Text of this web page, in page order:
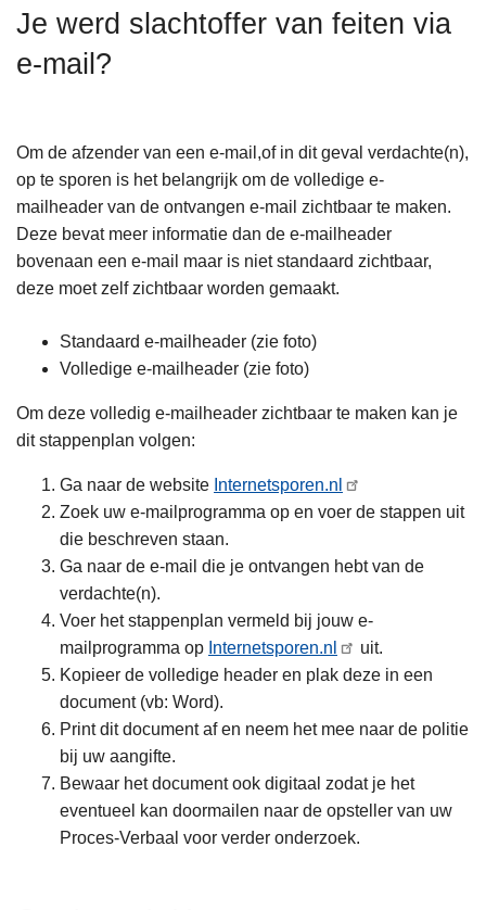
Je werd slachtoffer van feiten via
e-mail?
Om de afzender van een e-mail,of in dit geval verdachte(n),
op te sporen is het belangrijk om de volledige e-
mailheader van de ontvangen e-mail zichtbaar te maken.
Deze bevat meer informatie dan de e-mailheader
bovenaan een e-mail maar is niet standaard zichtbaar,
deze moet zelf zichtbaar worden gemaakt.
Standaard e-mailheader (zie foto)
Volledige e-mailheader (zie foto)
Om deze volledig e-mailheader zichtbaar te maken kan je
dit stappenplan volgen:
Ga naar de website Internetsporen.nl
Zoek uw e-mailprogramma op en voer de stappen uit
die beschreven staan.
Ga naar de e-mail die je ontvangen hebt van de
verdachte(n).
Voer het stappenplan vermeld bij jouw e-
mailprogramma op Internetsporen.nl
uit.
Kopieer de volledige header en plak deze in een
document (vb: Word).
Print dit document af en neem het mee naar de politie
bij uw aangifte.
Bewaar het document ook digitaal zodat je het
eventueel kan doormailen naar de opsteller van uw
Proces-Verbaal voor verder onderzoek.